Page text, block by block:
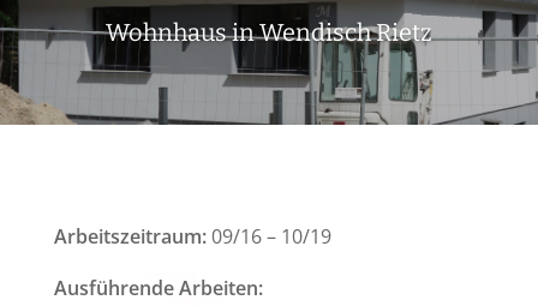
Wohnhaus in Wendisch Rietz
Arbeitszeitraum:09/16 – 10/19
Ausführende Arbeiten: